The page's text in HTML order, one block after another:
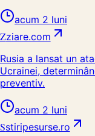
acum 2 luni
Zziare.com
Rusia a lansat un
Ucrainei,
preventiv.
acum 2 luni
Sstiripesurse.ro